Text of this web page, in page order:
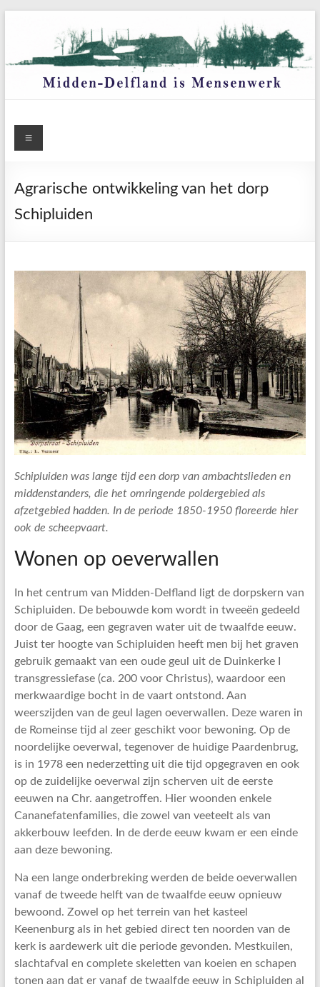
inhoud
Menu
Agrarische ontwikkeling van het dorp
Schipluiden
Schipluiden was lange tijd een dorp van ambachtslieden en
middenstanders, die het omringende poldergebied als
afzetgebied hadden. In de periode 1850-1950 floreerde hier
ook de scheepvaart.
Wonen op oeverwallen
In het centrum van Midden-Delfland ligt de dorpskern van
Schipluiden. De bebouwde kom wordt in tweeën gedeeld
door de Gaag, een gegraven water uit de twaalfde eeuw.
Juist ter hoogte van Schipluiden heeft men bij het graven
gebruik gemaakt van een oude geul uit de Duinkerke I
transgressiefase (ca. 200 voor Christus), waardoor een
merkwaardige bocht in de vaart ontstond. Aan
weerszijden van de geul lagen oeverwallen. Deze waren in
de Romeinse tijd al zeer geschikt voor bewoning. Op de
noordelijke oeverwal, tegenover de huidige Paardenbrug,
is in 1978 een nederzetting uit die tijd opgegraven en ook
op de zuidelijke oeverwal zijn scherven uit de eerste
eeuwen na Chr. aangetroffen. Hier woonden enkele
Cananefatenfamilies, die zowel van veeteelt als van
akkerbouw leefden. In de derde eeuw kwam er een einde
aan deze bewoning.
Na een lange onderbreking werden de beide oeverwallen
vanaf de tweede helft van de twaalfde eeuw opnieuw
bewoond. Zowel op het terrein van het kasteel
Keenenburg als in het gebied direct ten noorden van de
kerk is aardewerk uit die periode gevonden. Mestkuilen,
slachtafval en complete skeletten van koeien en schapen
tonen aan dat er vanaf de twaalfde eeuw in Schipluiden al